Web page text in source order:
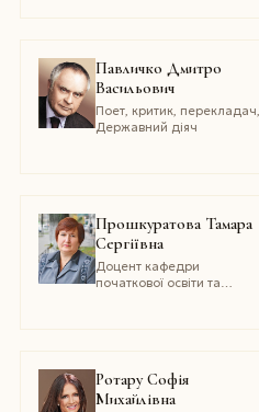
Павличко Дмитро
Васильович
Поет, критик, перекладач,
Державний діяч
Прошкуратова Тамара
Сергіївна
Доцент кафедри
початкової освіти та
педагогічних наук
Ротару Софія
Михайлівна